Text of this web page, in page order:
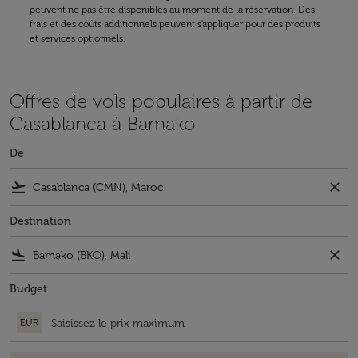
peuvent ne pas être disponibles au moment de la réservation. Des
frais et des coûts additionnels peuvent s'appliquer pour des produits
et services optionnels.
Offres de vols populaires à partir de
Casablanca à Bamako
De
flight_takeoff close
Destination
flight_land close
Budget
EUR